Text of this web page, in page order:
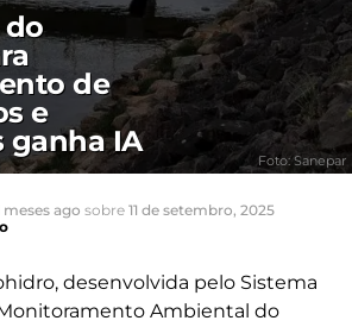
do
de
e
ganha IA
Foto: Sanepar
meses ago sobre 11 de setembro, 2025
desenvolvida pelo Sistema
Ambiental do